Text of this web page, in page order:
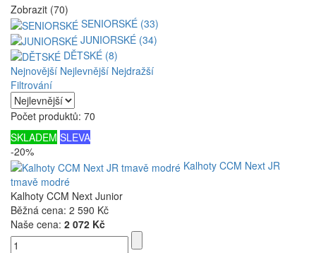
Zobrazit (70)
SENIORSKÉ (33)
JUNIORSKÉ (34)
DĚTSKÉ (8)
Nejnovější Nejlevnější Nejdražší
Filtrování
Počet produktů: 70
SKLADEM SLEVA
-20%
Kalhoty CCM Next JR
tmavě modré
Kalhoty CCM Next Junior
Běžná cena: 2 590 Kč
Naše cena: 2 072 Kč